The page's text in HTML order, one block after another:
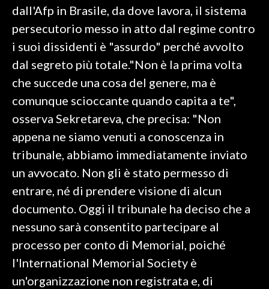
SARDEGNA TURISMO
#CARAUNIONE
3 MINUTI CON
INSULARITÀ
INFO AZIENDE
ABBONATI
ANNUNCI
NECROLOGI
PUBBLICITÀ
SPIAGGE
dall'Afp in Brasile, da dove lavora, il sistema
persecutorio messo in atto dal regime contro
i suoi dissidenti è "assurdo" perché avvolto
dal segreto più totale."Non è la prima volta
che succede una cosa del genere, ma è
comunque scioccante quando capita a te",
osserva Sekretareva, che precisa: "Non
appena ne siamo venuti a conoscenza in
tribunale, abbiamo immediatamente inviato
un avvocato. Non gli è stato permesso di
entrare, né di prendere visione di alcun
documento. Oggi il tribunale ha deciso che a
nessuno sarà consentito partecipare al
processo per conto di Memorial, poiché
l'International Memorial Society è
un'organizzazione non registrata e, di